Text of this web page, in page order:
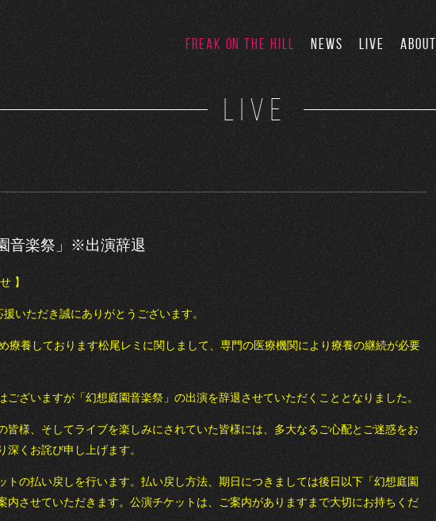
FREAK ON THE HILL NEWS LIVE ABOUT
LIVE
音楽祭」※出演辞退
】
いただき誠にありがとうございます。
療養しております松尾レミに関しまして、専門の医療機関により療養の継続が必要
ございますが「幻想庭園音楽祭」の出演を辞退させていただくこととなりました。
皆様、そしてライブを楽しみにされていた皆様には、多大なるご心配とご迷惑をお
くお詫び申し上げます。
トの払い戻しを行います。払い戻し方法、期日につきましては後日以下「幻想庭園
内させていただきます。公演チケットは、ご案内がありますまで大切にお持ちくだ